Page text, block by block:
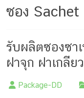
ผลิต
ซอง
ฟอยล์
รับ
ผลิต
ซอง Sachet
รับผลิตซองซา
ฝาจุก ฝาเกลียว
Package-DD